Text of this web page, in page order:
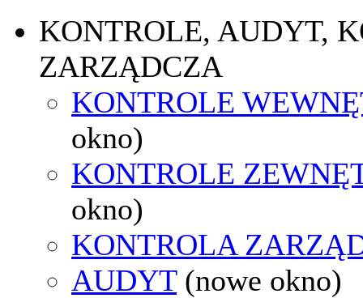
KONTROLE, AUDYT,
ZARZĄDCZA
KONTROLE
okno)
KONTROLE
okno)
KONTROLA
AUDYT (nowe okno)